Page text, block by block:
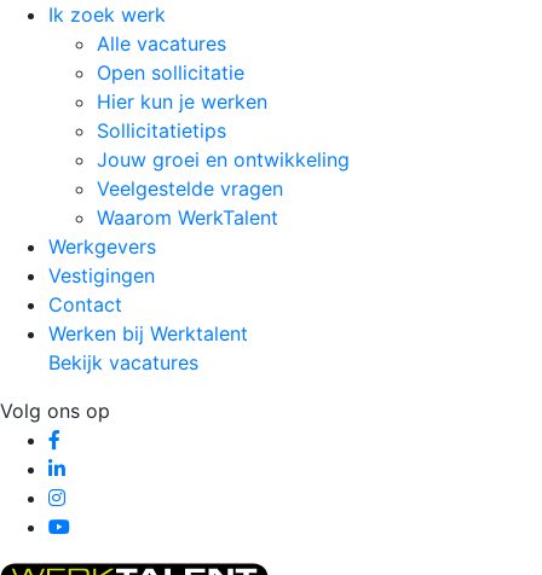
Ik zoek werk
Alle vacatures
Open sollicitatie
Hier kun je werken
Sollicitatietips
Jouw groei en ontwikkeling
Veelgestelde vragen
Waarom WerkTalent
Werkgevers
Vestigingen
Contact
Werken bij Werktalent
Bekijk vacatures
Volg ons op